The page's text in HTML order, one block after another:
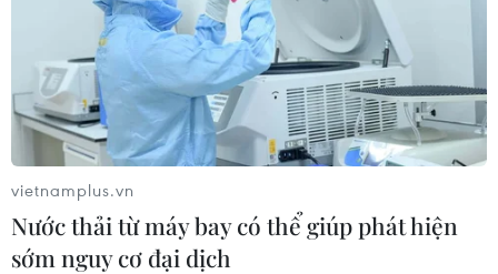
sự tại Afghanistan
29/08/2019 15:15
Tổng thống Mỹ Donald Trump ngày 29/8 cho biết
Washington sẽ duy trì sự hiện diện quân sự ở
Afghanistan ngay cả khi đạt thỏa thuận với phiến quân
vietnamplus.vn
Nước thải từ máy bay có thể giúp phát hiện
sớm nguy cơ đại dịch